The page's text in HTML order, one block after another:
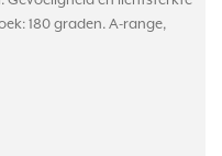
180 graden. A-range,